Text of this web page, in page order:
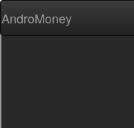
AndroMoney